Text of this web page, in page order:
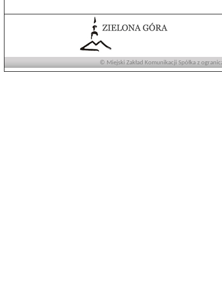
© Miejski Zakład Komunikacji Spółka z